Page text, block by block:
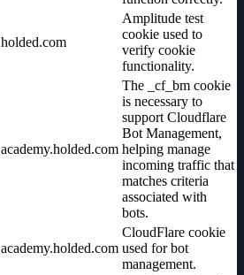
holded.com
Amplitude test
cookie used to
verify cookie
functionality.
academy.holded.com
The _cf_bm cookie
is necessary to
support Cloudflare
Bot Management,
helping manage
incoming traffic that
matches criteria
associated with
bots.
academy.holded.com
CloudFlare cookie
used for bot
management.